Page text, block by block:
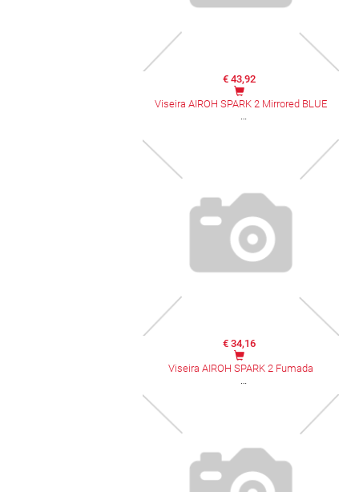
€ 43,92
Viseira AIROH SPARK 2 Mirrored BLUE
€ 34,16
Viseira AIROH SPARK 2 Fumada